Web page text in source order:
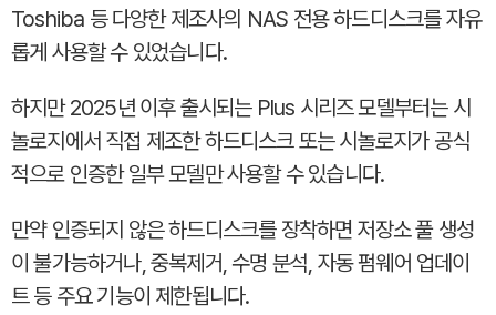
Toshiba 등 다양한 제조사의 NAS 전용 하드디스크를 자유
롭게 사용할 수 있었습니다.
하지만 2025년 이후 출시되는 Plus 시리즈 모델부터는 시
놀로지에서 직접 제조한 하드디스크 또는 시놀로지가 공식
적으로 인증한 일부 모델만 사용할 수 있습니다.
만약 인증되지 않은 하드디스크를 장착하면 저장소 풀 생성
이 불가능하거나, 중복제거, 수명 분석, 자동 펌웨어 업데이
트 등 주요 기능이 제한됩니다.